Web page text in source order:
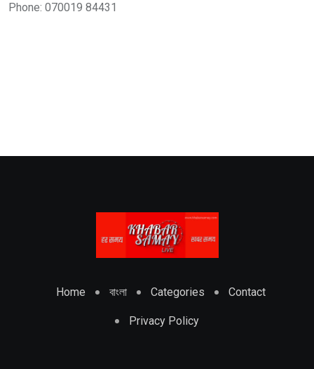
Phone: 070019 84431
Home বাংলা Categories Contact
Privacy Policy